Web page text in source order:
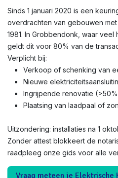
Sinds 1 januari 2020 is een
overdrachten van gebouwen
1981. In Grobbendonk, waar veel
geldt dit voor 80% van de
Verplicht bij:
Verkoop of schenking van
Nieuwe
Ingrijpende renovatie
Plaatsing van laadpaal of
Uitzondering: installaties na 1
Zonder attest blokkeert de
raadpleeg onze gids voor alle
Vraag meteen je Elektrische